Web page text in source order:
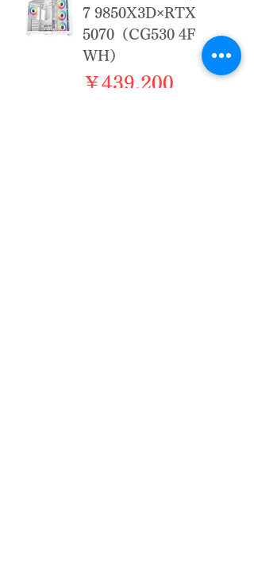
7 9850X3D×RTX
5070（CG530 4F
WH）
価格
￥439,200